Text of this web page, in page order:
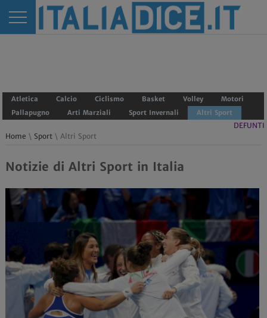
Atletica Calcio Ciclismo Basket Volley
Motori
Pallapugno
Arti Marziali Sport Invernali Altri Sport
DEFUNTI
Home \ Sport\ Altri Sport
Notizie di Altri Sport in Italia